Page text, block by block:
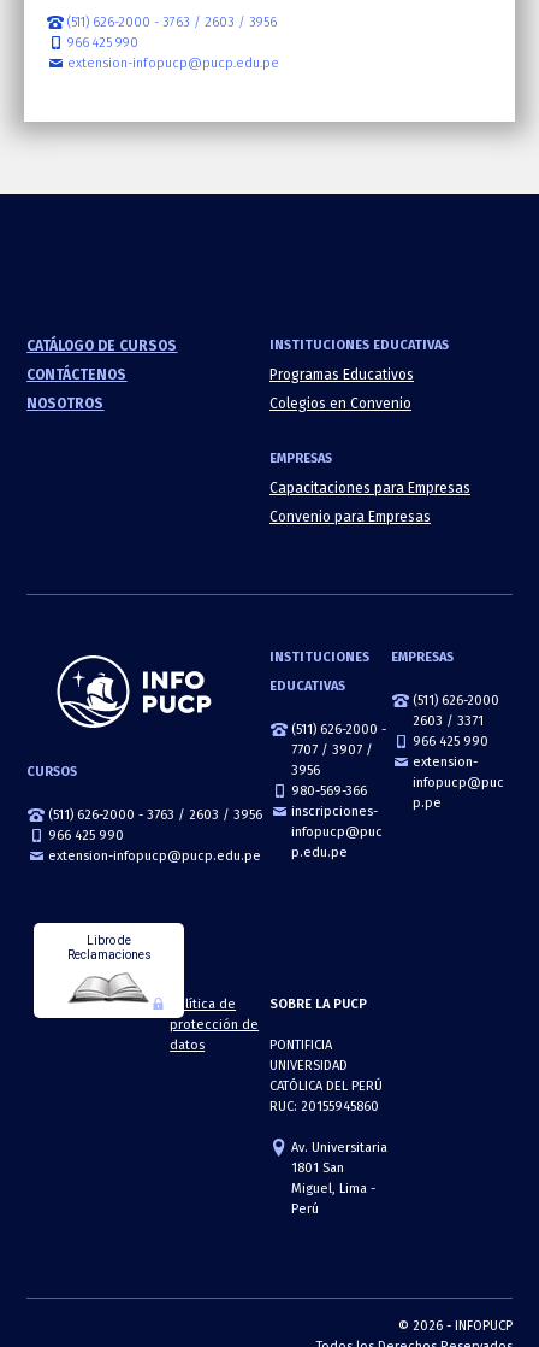
(511) 626-2000 - 3763 / 2603 / 3956
966 425 990
extension-infopucp@pucp.edu.pe
CATÁLOGO DE CURSOS
CONTÁCTENOS
NOSOTROS
INSTITUCIONES EDUCATIVAS
Programas Educativos
Colegios en Convenio
EMPRESAS
Capacitaciones para Empresas
Convenio para Empresas
CURSOS
(511) 626-2000 - 3763 / 2603 / 3956
966 425 990
extension-infopucp@pucp.edu.pe
INSTITUCIONES
EDUCATIVAS
(511) 626-2000 -
7707 / 3907 /
3956
980-569-366
inscripciones-
infopucp@puc
p.edu.pe
EMPRESAS
(511) 626-2000
2603 / 3371
966 425 990
extension-
infopucp@puc
p.pe
Libro de
Reclamaciones
Política de
protección de
datos
SOBRE LA PUCP
PONTIFICIA
UNIVERSIDAD
CATÓLICA DEL PERÚ
RUC: 20155945860
Av. Universitaria
1801 San
Miguel, Lima -
Perú
© 2026 - INFOPUCP